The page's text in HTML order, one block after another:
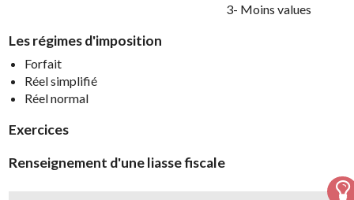
3- Moins values
Les régimes d'imposition
Forfait
Réel simplifié
Réel normal
Exercices
Renseignement d'une liasse fiscale